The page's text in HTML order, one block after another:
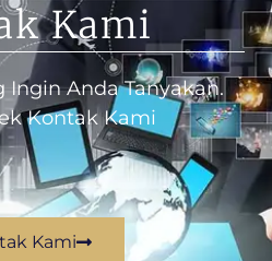
Kami
Ingin Anda Tanyakan.
Kontak Kami
Kami